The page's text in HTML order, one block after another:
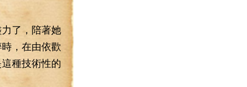
了，陪著她
，在由依歡
種技術性的